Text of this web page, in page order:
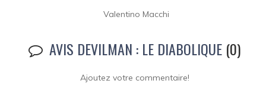
Valentino Macchi
AVIS DEVILMAN : LE DIABOLIQUE (0)
Ajoutez votre commentaire!